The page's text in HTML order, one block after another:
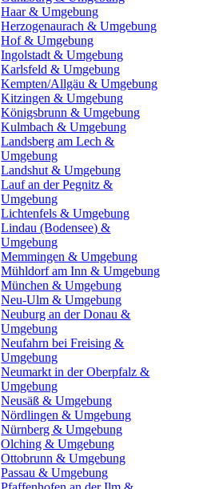
Haar & Umgebung
Herzogenaurach & Umgebung
Hof & Umgebung
Ingolstadt & Umgebung
Karlsfeld & Umgebung
Kempten/Allgäu & Umgebung
Kitzingen & Umgebung
Königsbrunn & Umgebung
Kulmbach & Umgebung
Landsberg am Lech &
Umgebung
Landshut & Umgebung
Lauf an der Pegnitz &
Umgebung
Lichtenfels & Umgebung
Lindau (Bodensee) &
Umgebung
Memmingen & Umgebung
Mühldorf am Inn & Umgebung
München & Umgebung
Neu-Ulm & Umgebung
Neuburg an der Donau &
Umgebung
Neufahrn bei Freising &
Umgebung
Neumarkt in der Oberpfalz &
Umgebung
Neusäß & Umgebung
Nördlingen & Umgebung
Nürnberg & Umgebung
Olching & Umgebung
Ottobrunn & Umgebung
Passau & Umgebung